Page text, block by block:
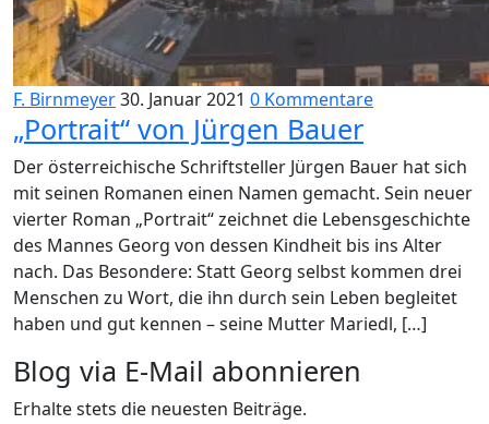
F. Birnmeyer30. Januar 2021 0 Kommentare
„Portrait“ von Jürgen Bauer
Der österreichische Schriftsteller Jürgen Bauer hat sich
mit seinen Romanen einen Namen gemacht. Sein neuer
vierter Roman „Portrait“ zeichnet die Lebensgeschichte
des Mannes Georg von dessen Kindheit bis ins Alter
nach. Das Besondere: Statt Georg selbst kommen drei
Menschen zu Wort, die ihn durch sein Leben begleitet
haben und gut kennen – seine Mutter Mariedl, […]
Blog via E-Mail abonnieren
Erhalte stets die neuesten Beiträge.